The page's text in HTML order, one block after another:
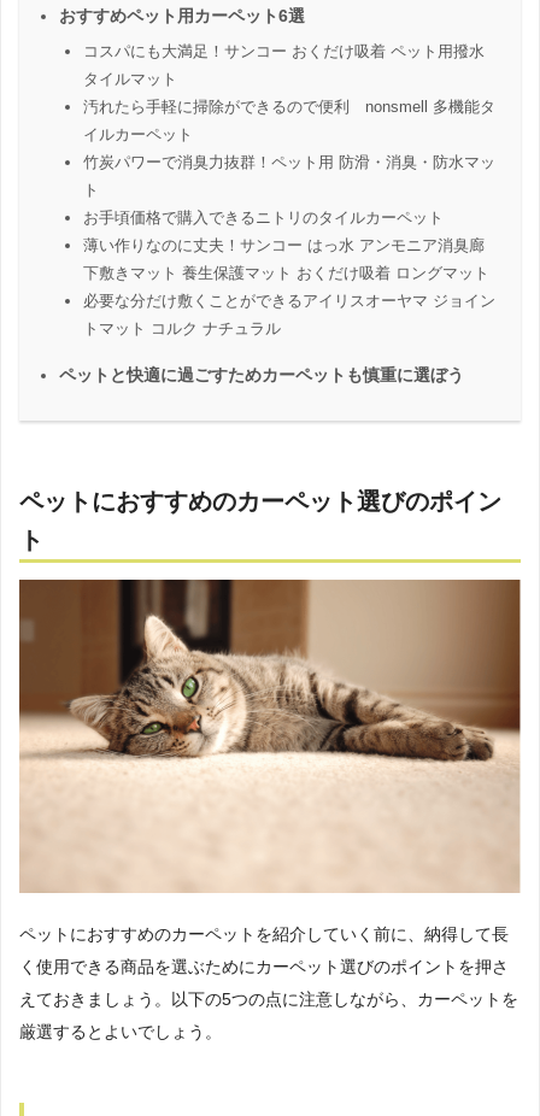
おすすめペット用カーペット6選
コスパにも大満足！サンコー おくだけ吸着 ペット用撥水
タイルマット
汚れたら手軽に掃除ができるので便利 nonsmell 多機能タ
イルカーペット
竹炭パワーで消臭力抜群！ペット用 防滑・消臭・防水マッ
ト
お手頃価格で購入できるニトリのタイルカーペット
薄い作りなのに丈夫！サンコー はっ水 アンモニア消臭廊
下敷きマット 養生保護マット おくだけ吸着 ロングマット
必要な分だけ敷くことができるアイリスオーヤマ ジョイン
トマット コルク ナチュラル
ペットと快適に過ごすためカーペットも慎重に選ぼう
ペットにおすすめのカーペット選びのポイン
ト
ペットにおすすめのカーペットを紹介していく前に、納得して長
く使用できる商品を選ぶためにカーペット選びのポイントを押さ
えておきましょう。以下の5つの点に注意しながら、カーペットを
厳選するとよいでしょう。